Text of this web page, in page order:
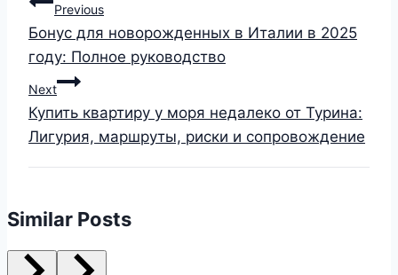
Previous
Бонус для новорожденных в Италии в 2025
году: Полное руководство
Next
Купить квартиру у моря недалеко от Турина:
Лигурия, маршруты, риски и сопровождение
Similar Posts